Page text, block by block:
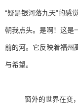
“疑是银河落九天”的感
朝我点头。是啊！这是
前的河。它反映着福州
与希望。
窗外的世界在变，祖